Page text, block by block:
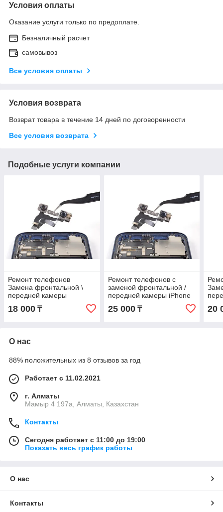
Условия оплаты
Оказание услуги только по предоплате.
Безналичный расчет
самовывоз
Все условия оплаты
Условия возврата
Возврат товара в течение 14 дней по договоренности
Все условия возврата
Подобные услуги компании
Ремонт телефонов
Замена фронтальной \
передней камеры
оригинал Iphone 12 Pro
Оригинал
18 000 ₸
Ремонт телефонов с
заменой фронтальной /
передней камеры iPhone
16 Pro оригинал
25 000₸ 20
О нас
88% положительных из 8 отзывов за год
Работает с 11.02.2021
г. Алматы
Мамыр 4 197а, Алматы, Казахстан
Контакты
Сегодня работает с 11:00 до 19:00
Показать весь график работы
О нас
Контакты